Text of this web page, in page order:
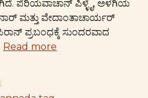
ಪೆರಿಯವಾಚಾನ್ ಪಿಳ್ಳೈ, ಅಳಗಿಯ
ಮತ್ತು ವೇದಾಂತಾಚಾರ್ಯರ್
ಪ್ರಬಂಧಕ್ಕೆ ಸುಂದರವಾದ
Read more